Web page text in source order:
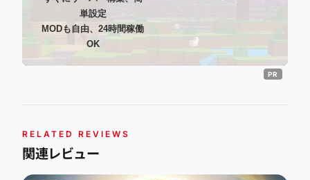
単設定
MODも自由、24時間稼働
OK
RELATED REVIEWS
関連レビュー